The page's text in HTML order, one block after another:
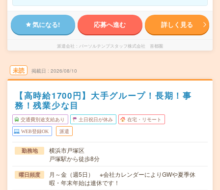
気になる! 応募へ進む 詳しく見る
派遣会社 パーソルテンプスタッフ株式会社 首都圏
未読 掲載日 2026/08/10
【高時給1700円】大手グループ！長期！事
務！残業少な目
交通費別途支給あり 土日祝日が休み 在宅・リモート
WEB登録OK 派遣
勤務地
横浜市戸塚区
戸塚駅から徒歩8分
曜日頻度
月～金（週5日） ※会社カレンダーによりGWや夏季休
暇・年末年始は連休です！